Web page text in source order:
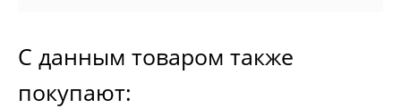
С данным товаром также
покупают: